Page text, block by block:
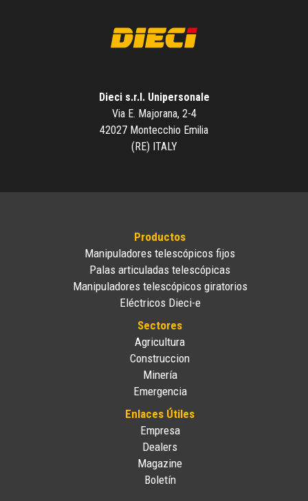
Dieci s.r.l. Unipersonale
Via E. Majorana, 2-4
42027 Montecchio Emilia
(RE) ITALY
Productos
Manipuladores telescópicos fijos
Palas articuladas telescópicas
Manipuladores telescópicos giratorios
Eléctricos Dieci-e
Sectores
Agricultura
Construccion
Minería
Emergencia
Enlaces Útiles
Empresa
Dealers
Magazine
Boletín